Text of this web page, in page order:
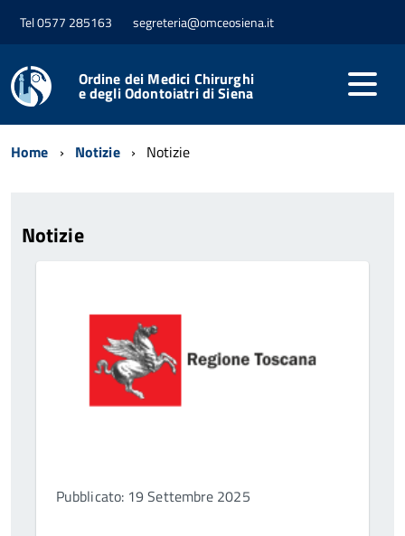
Tel 0577 285163 segreteria@omceosiena.it
Ordine dei Medici Chirurghi
e degli Odontoiatri di Siena
Home Notizie Notizie
Notizie
Pubblicato: 19 Settembre 2025